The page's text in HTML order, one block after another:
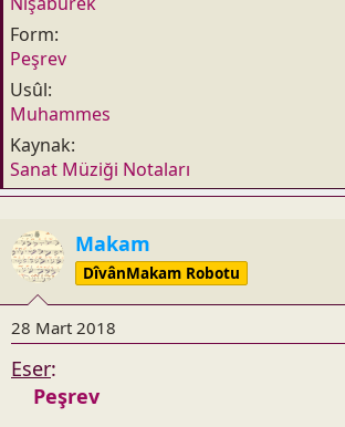
Form
Peşrev
Usûl
Muhammes
Kaynak
Sanat Müziği Notaları
Makam
DîvânMakam Robotu
28 Mart 2018
Eser:
Peşrev